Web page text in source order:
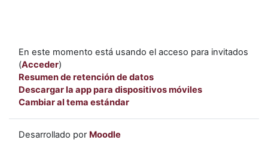
En este momento está usando el acceso para invitados
(Acceder)
Resumen de retención de datos
Descargar la app para dispositivos móviles
Cambiar al tema estándar
Desarrollado por Moodle